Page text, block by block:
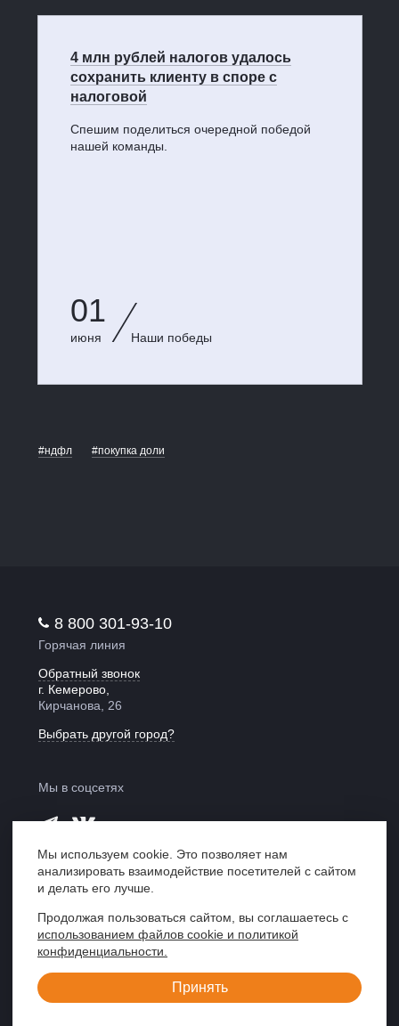
4 млн рублей налогов удалось
сохранить клиенту в споре с
налоговой
Спешим поделиться очередной победой
нашей команды.
01
июня Наши победы
#ндфл #покупка доли
8 800 301-93-10
Горячая линия
Обратный звонок
г. Кемерово,
Кирчанова, 26
Выбрать другой город?
Мы в соцсетях
Мы в рейтинге
«Право 300»
Центр правовой поддержки «ЮрИнвест»,
Кемерово, 2007—2026
Мы используем cookie. Это позволяет нам
анализировать взаимодействие посетителей с сайтом
и делать его лучше.
Продолжая пользоваться сайтом, вы соглашаетесь с
использованием файлов cookie и политикой
конфиденциальности.
Принять